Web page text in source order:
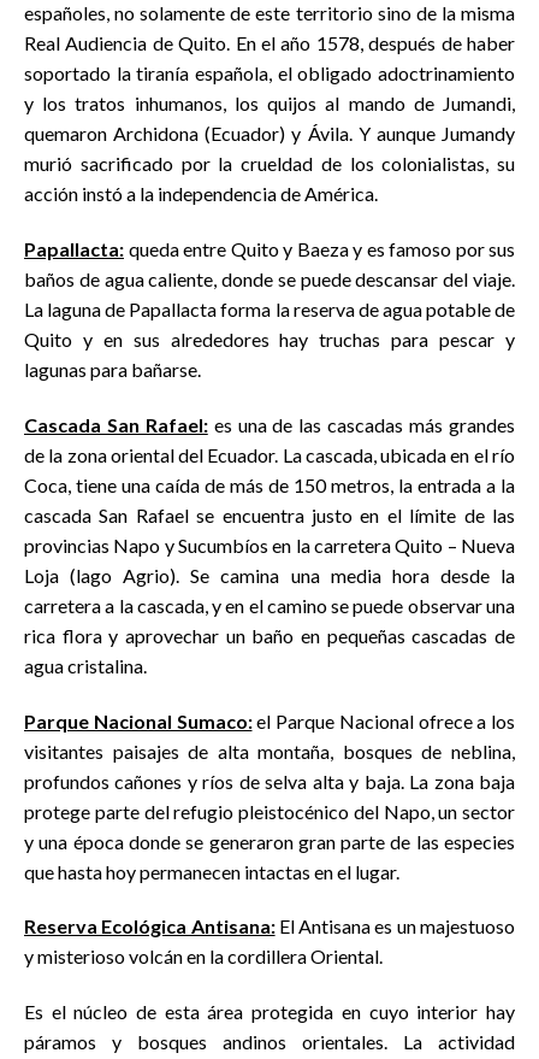
españoles, no solamente de este territorio sino de la misma
Real Audiencia de Quito. En el año 1578, después de haber
soportado la tiranía española, el obligado adoctrinamiento
y los tratos inhumanos, los quijos al mando de Jumandi,
quemaron Archidona (Ecuador) y Ávila. Y aunque Jumandy
murió sacrificado por la crueldad de los colonialistas, su
acción instó a la independencia de América.
Papallacta: queda entre Quito y Baeza y es famoso por sus
baños de agua caliente, donde se puede descansar del viaje.
La laguna de Papallacta forma la reserva de agua potable de
Quito y en sus alrededores hay truchas para pescar y
lagunas para bañarse.
Cascada San Rafael:es una de las cascadas más grandes
de la zona oriental del Ecuador. La cascada, ubicada en el río
Coca, tiene una caída de más de 150 metros, la entrada a la
cascada San Rafael se encuentra justo en el límite de las
provincias Napo y Sucumbíos en la carretera Quito – Nueva
Loja (lago Agrio). Se camina una media hora desde la
carretera a la cascada, y en el camino se puede observar una
rica flora y aprovechar un baño en pequeñas cascadas de
agua cristalina.
Parque Nacional Sumaco:el Parque Nacional ofrece a los
visitantes paisajes de alta montaña, bosques de neblina,
profundos cañones y ríos de selva alta y baja. La zona baja
protege parte del refugio pleistocénico del Napo, un sector
y una época donde se generaron gran parte de las especies
que hasta hoy permanecen intactas en el lugar.
Reserva Ecológica Antisana:El Antisana es un majestuoso
y misterioso volcán en la cordillera Oriental.
Es el núcleo de esta área protegida en cuyo interior hay
páramos y bosques andinos orientales. La actividad